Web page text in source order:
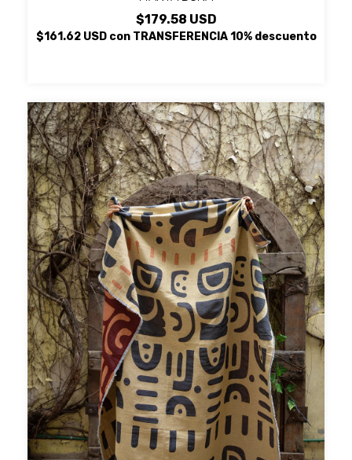
$179.58 USD
$161.62 USD con TRANSFERENCIA 10% descuento